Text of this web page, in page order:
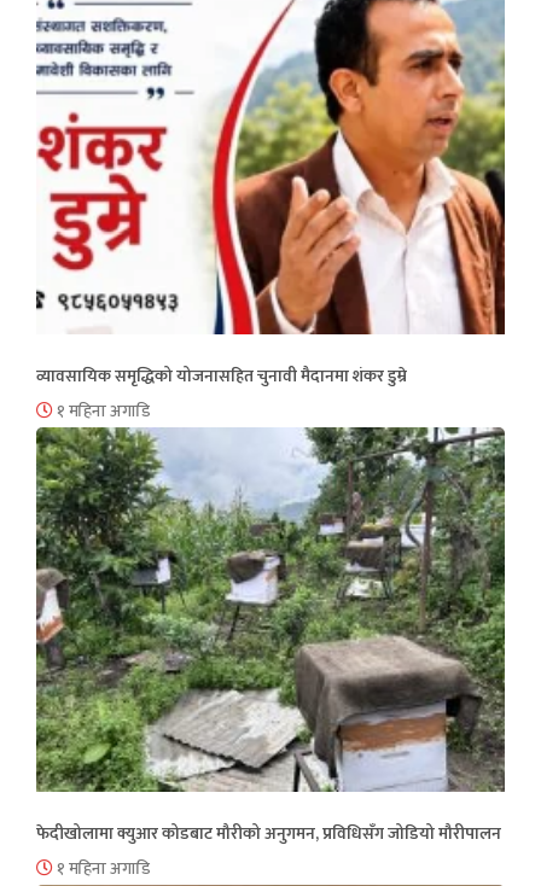
व्यावसायिक समृद्धिको योजनासहित चुनावी मैदानमा शंकर डुम्रे
१ महिना अगाडि
फेदीखोलामा क्युआर कोडबाट मौरीको अनुगमन, प्रविधिसँग जोडियो मौरीपालन
१ महिना अगाडि